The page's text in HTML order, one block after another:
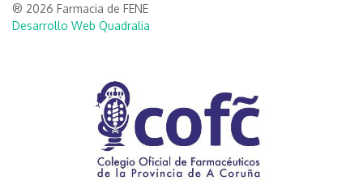
® 2026 Farmacia de FENE
Desarrollo Web Quadralia